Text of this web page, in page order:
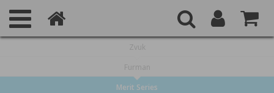
Zvuk
Furman
Merit Series